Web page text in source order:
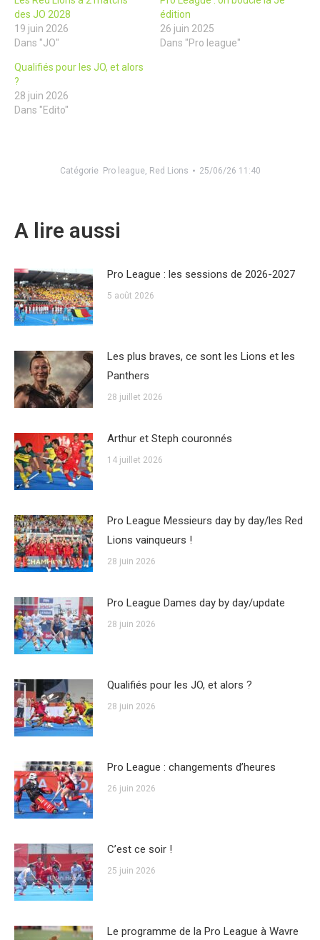
des JO 2028
19 juin 2026
Dans "JO"
édition
26 juin 2025
Dans "Pro league"
Qualifiés pour les JO, et alors
?
28 juin 2026
Dans "Edito"
Catégorie Pro league, Red Lions 25/06/26 11:40
A lire aussi
Pro League : les sessions de 2026-2027
5 août 2026
Les plus braves, ce sont les Lions et les
Panthers
28 juillet 2026
Arthur et Steph couronnés
14 juillet 2026
Pro League Messieurs day by day/les Red
Lions vainqueurs !
28 juin 2026
Pro League Dames day by day/update
28 juin 2026
Qualifiés pour les JO, et alors ?
28 juin 2026
Pro League : changements d’heures
26 juin 2026
C’est ce soir !
25 juin 2026
Le programme de la Pro League à Wavre